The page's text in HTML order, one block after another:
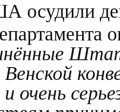
осудили
очень